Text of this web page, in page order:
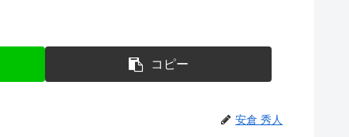
コピー
安倉 秀人